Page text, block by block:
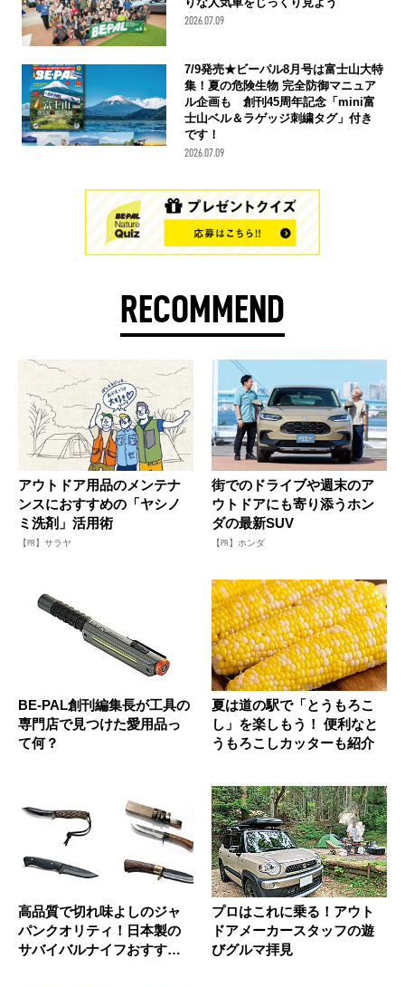
2026.07.09
7/9発売★ビーパル8月号は富士山大特
集！夏の危険生物 完全防御マニュア
ル企画も 創刊45周年記念「mini富
士山ベル＆ラゲッジ刺繍タグ」付き
です！
2026.07.09
RECOMMEND
アウトドア用品のメンテナ
ンスにおすすめの「ヤシノ
ミ洗剤」活用術
【PR】サラヤ
街でのドライブや週末のア
ウトドアにも寄り添うホン
ダの最新SUV
【PR】ホンダ
BE-PAL創刊編集長が工具の
専門店で見つけた愛用品っ
て何？
夏は道の駅で「とうもろこ
し」を楽しもう！ 便利なと
うもろこしカッターも紹介
高品質で切れ味よしのジャ
パンクオリティ！日本製の
サバイバルナイフおすすめ7
プロはこれに乗る！アウト
ドアメーカースタッフの遊
びグルマ拝見